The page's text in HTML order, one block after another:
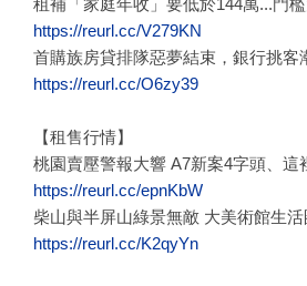
租補「家庭年收」要低於144萬...門
https://reurl.cc/V279KN
首購族房貸排隊惡夢結束，銀行挑
https://reurl.cc/O6zy39
【租售行情】
桃園賣壓警報大響 A7新案4字頭、這
https://reurl.cc/epnKbW
柴山與半屏山綠景無敵 大美術館生
https://reurl.cc/K2qyYn